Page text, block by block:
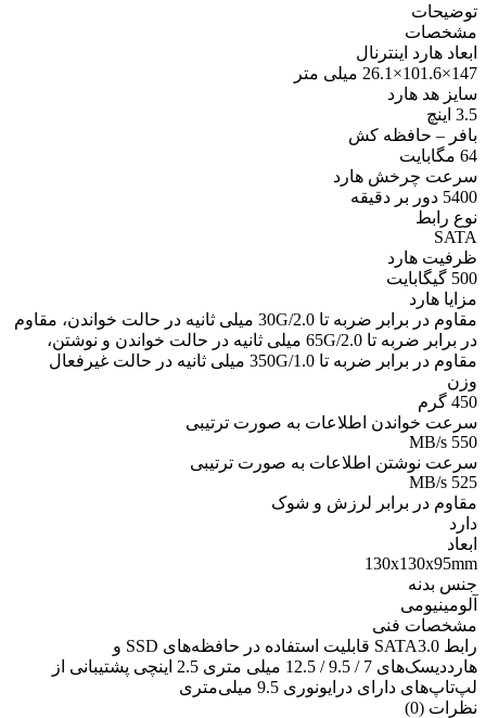
توضیحات
مشخصات
ابعاد هارد اینترنال
147×101.6×26.1 میلی متر
سایز هد هارد
3.5 اینچ
بافر – حافظه کش
64 مگابایت
سرعت چرخش هارد
5400 دور بر دقیقه
نوع رابط
SATA
ظرفیت هارد
500 گیگابایت
مزایا هارد
مقاوم در برابر ضربه تا 30G/2.0 میلی ثانیه در حالت خواندن، مقاوم
در برابر ضربه تا 65G/2.0 میلی ثانیه در حالت خواندن و نوشتن،
مقاوم در برابر ضربه تا 350G/1.0 میلی ثانیه در حالت غیرفعال
وزن
450 گرم
سرعت خواندن اطلاعات به صورت ترتیبی
550 MB/s
سرعت نوشتن اطلاعات به صورت ترتیبی
525 MB/s
مقاوم در برابر لرزش و شوک
دارد
ابعاد
130x130x95mm
جنس بدنه
آلومینیومی
مشخصات فنی
رابط SATA3.0 قابلیت استفاده در حافظه‌‌های SSD و
هارددیسک‌های 7 / 9.5 / 12.5 میلی متری 2.5 اینچی پشتیبانی از
لپ‌تاپ‌های دارای درایونوری 9.5 میلی‌متری
نظرات (0)